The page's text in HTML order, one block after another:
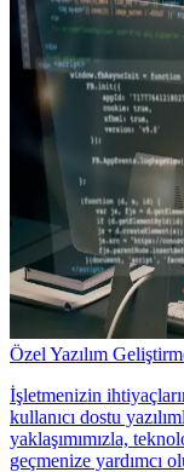
Özel Yazılım
İşletmenizin
kullanıcı dostu
yaklaşımımızla,
geçmenize yardımcı